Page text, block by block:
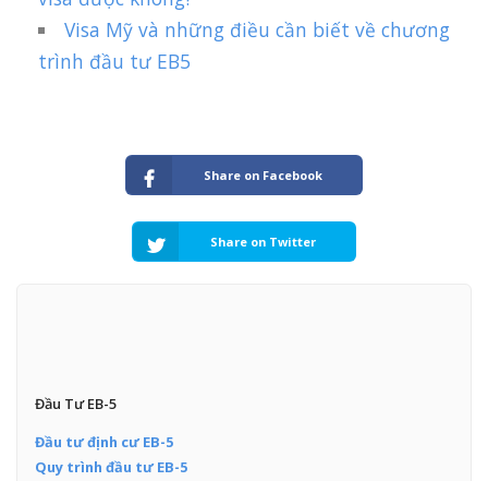
Visa Mỹ và những điều cần biết về chương
trình đầu tư EB5
Share on Facebook
Share on Twitter
Đầu Tư EB-5
Đầu tư định cư EB-5
Quy trình đầu tư EB-5